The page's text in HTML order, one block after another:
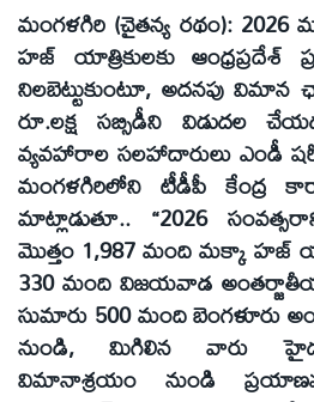
మంగళగిరి (చైతన్య రథం): 2026
హజ్ యాత్రికులకు ఆంధ్రప్రదేశ్
నిలబెట్టుకుంటూ, అదనపు
రూ.లక్ష సబ్సిడీని విడుదల
వ్యవహారాల సలహాదారులు ఎండీ
మంగళగిరిలోని టీడీపీ
మాట్లాడుతూ.. “2026
మొత్తం 1,987 మంది మక్కా హజ్
330 మంది విజయవాడ
సుమారు 500 మంది
నుండి, మిగిలిన వారు
విమానాశ్రయం నుండి